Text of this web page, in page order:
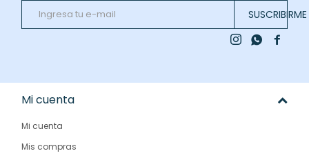
SUSCRIBIRME

 
Mi cuenta
Mi cuenta
Mis compras